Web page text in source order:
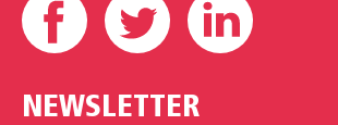
NEWSLETTER